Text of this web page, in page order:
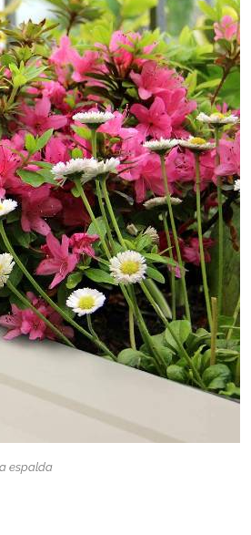
espalda